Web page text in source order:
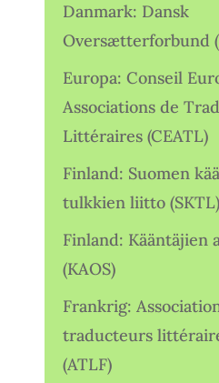
Danmark: Dansk
Oversætterforbund
Europa: Conseil
Associations de
Littéraires (CEATL)
Finland: Suomen
tulkkien liitto (SKTL)
Finland: Kääntäjien
(KAOS)
Frankrig:
traducteurs
(ATLF)